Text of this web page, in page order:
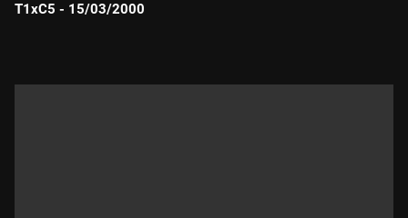
T1xC5 - 15/03/2000